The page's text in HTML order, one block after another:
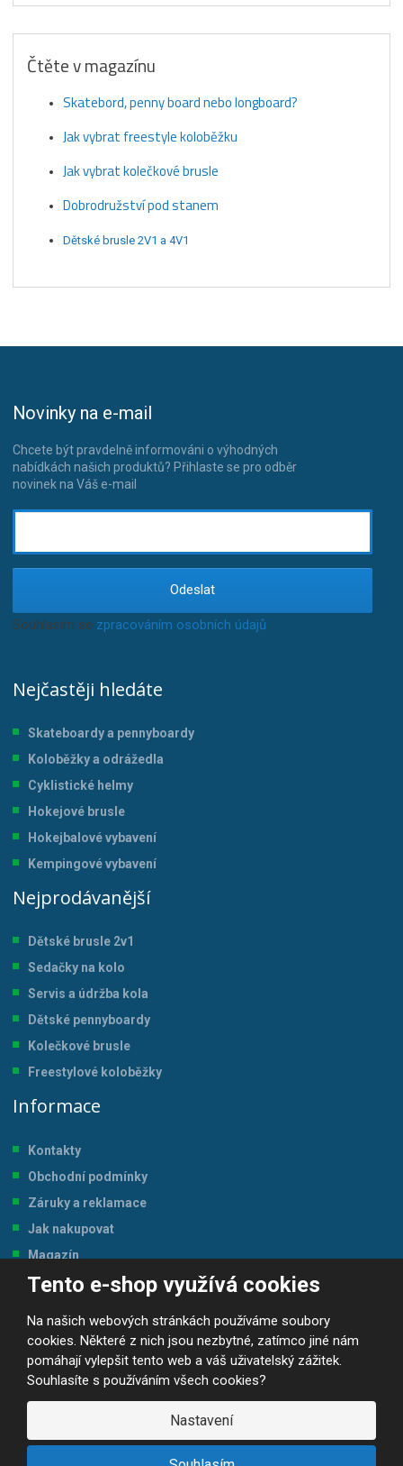
Tento e-shop využívá cookies
Na našich webových stránkách používáme soubory
cookies. Některé z nich jsou nezbytné, zatímco jiné nám
pomáhají vylepšit tento web a váš uživatelský zážitek.
Souhlasíte s používáním všech cookies?
Nastavení
Čtěte v magazínu
Skatebord, penny board nebo longboard?
Jak vybrat freestyle koloběžku
Jak vybrat kolečkové brusle
Dobrodružství pod stanem
Dětské brusle 2V1 a 4V1
Novinky na e-mail
Chcete být pravdelně informováni o výhodných
nabídkách našich produktů? Přihlaste se pro odběr
novinek na Váš e-mail
Odeslat
Souhlasím se zpracováním osobních údajů.
Nejčastěji hledáte
Skateboardy a pennyboardy
Koloběžky a odrážedla
Cyklistické helmy
Hokejové brusle
Hokejbalové vybavení
Kempingové vybavení
Nejprodávanější
Dětské brusle 2v1
Sedačky na kolo
Servis a údržba kola
Dětské pennyboardy
Kolečkové brusle
Freestylové koloběžky
Informace
Kontakty
Obchodní podmínky
Záruky a reklamace
Jak nakupovat
Magazín
Tabulka velikostí
© 2026, JP-SPORT.CZ SPORTOVNÍ POTŘEBY
Prohlášení o přístupnosti |Mapa stránek ||GDPR
VYROBILA
R